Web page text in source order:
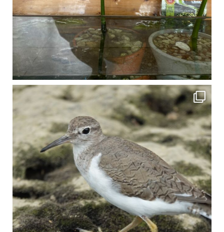
比謝川でよく見られる生き物 「イソシギ」の足に釣り針が(>_<) 比謝川は釣りが可